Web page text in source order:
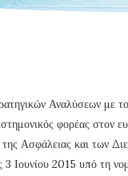
Αναλύσεων με
φορέας στον
Ασφάλειας και των
Ιουνίου 2015 υπό τη